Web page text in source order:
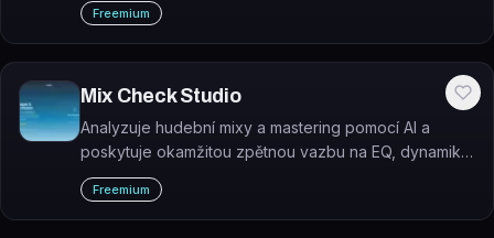
Freemium
Mix Check Studio
Analyzuje hudební mixy a mastering pomocí AI a
poskytuje okamžitou zpětnou vazbu na EQ, dynamiku,
hlasitost a stereo obraz.
Freemium